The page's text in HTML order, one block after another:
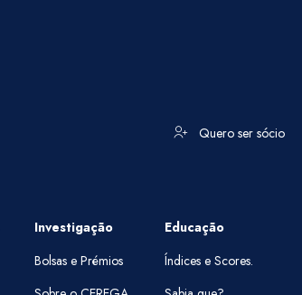
Quero ser sócio
Investigação
Bolsas e Prémios
Educação
Índices e Scores.